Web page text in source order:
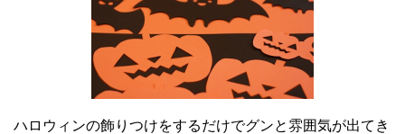
ハロウィンの飾りつけをするだけでグンと雰囲気が出てき